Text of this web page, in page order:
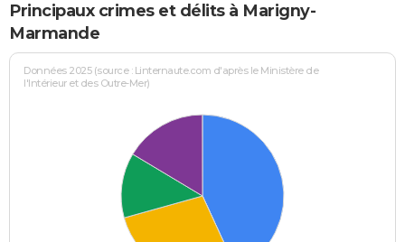
Principaux crimes et délits à Marigny-
Marmande
Données 2025 (source : Linternaute.com d'après le Ministère de
l'Intérieur et des Outre-Mer)